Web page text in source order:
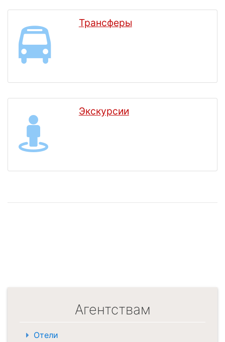
Трансферы
Экскурсии
Агентствам
Отели